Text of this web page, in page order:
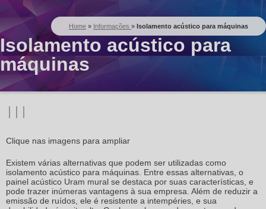
Home » Informações » Isolamento acústico para máquinas
Isolamento acústico para
máquinas
Clique nas imagens para ampliar
Existem várias alternativas que podem ser utilizadas como
isolamento acústico para máquinas . Entre essas alternativas, o
painel acústico Uram mural se destaca por suas características, e
pode trazer inúmeras vantagens à sua empresa. Além de reduzir a
emissão de ruídos, ele é resistente a intempéries, e sua